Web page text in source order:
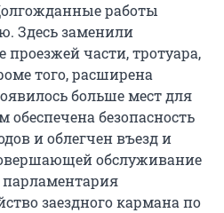
работы
Здесь заменили
проезжей части, тротуара,
того, расширена
больше мест для
безопасность
и облегчен въезд и
обслуживание
парламентария
заездного кармана по